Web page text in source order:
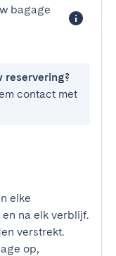
bagage
reservering?
contact met
elke
na elk verblijf.
verstrekt.
op,